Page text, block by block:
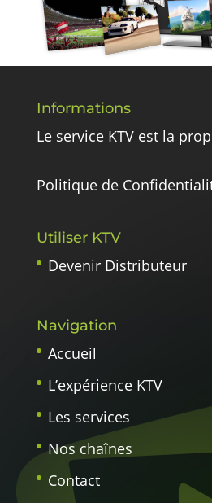
Informations
Le service KTV est la
Politique de
Utiliser KTV
Devenir Distributeur
Navigation
Accueil
L’expérience KTV
Les services
Nos chaînes
Contact